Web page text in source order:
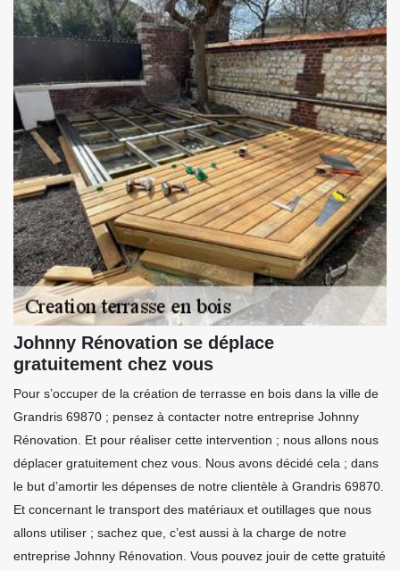
Johnny Rénovation se déplace
gratuitement chez vous
Pour s’occuper de la création de terrasse en bois dans la ville de
Grandris 69870 ; pensez à contacter notre entreprise Johnny
Rénovation. Et pour réaliser cette intervention ; nous allons nous
déplacer gratuitement chez vous. Nous avons décidé cela ; dans
le but d’amortir les dépenses de notre clientèle à Grandris 69870.
Et concernant le transport des matériaux et outillages que nous
allons utiliser ; sachez que, c’est aussi à la charge de notre
entreprise Johnny Rénovation. Vous pouvez jouir de cette gratuité